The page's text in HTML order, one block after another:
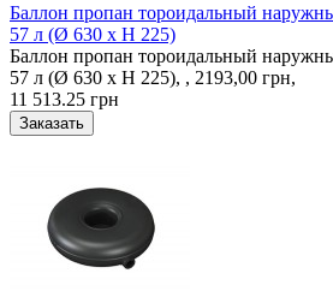
Баллон пропан тороидальный
57 л (Ø 630 х H 225)
Баллон пропан тороидальный
57 л (Ø 630 х H 225), , 2193,00 грн,
11 513.25 грн